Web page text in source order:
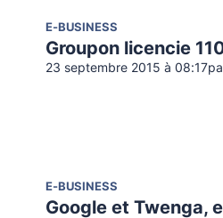
E-BUSINESS
Groupon licencie
23 septembre 2015 à 08:17
E-BUSINESS
Google et Twenga,